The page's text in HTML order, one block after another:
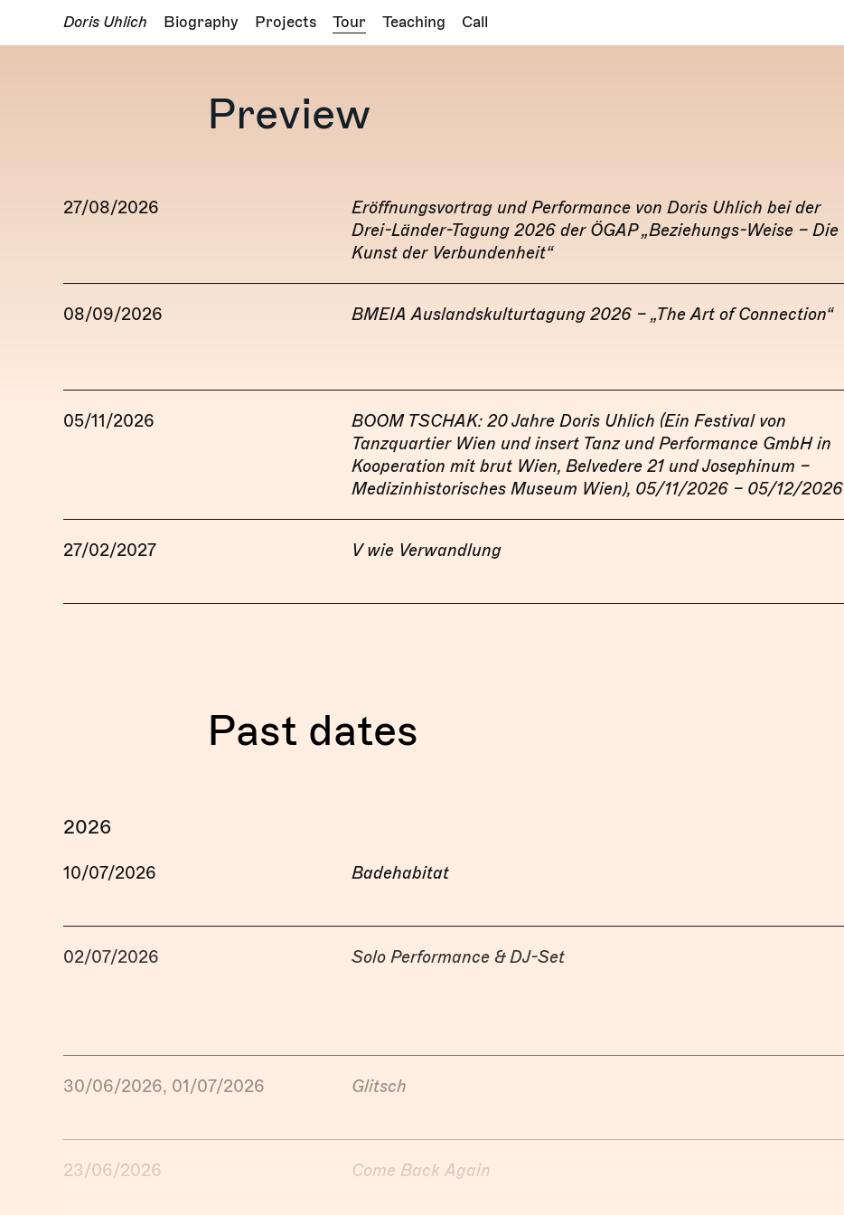
Doris Uhlich Biography Projects Tour Teaching Call
Preview
27/08/2026
Eröffnungsvortrag und Performance von Doris Uhlich bei der
Drei-Länder-Tagung 2026 der ÖGAP „Beziehungs-Weise – Die
Kunst der Verbundenheit“
08/09/2026 BMEIA Auslandskulturtagung 2026 – „The Art of Connection“
05/11/2026
BOOM TSCHAK: 20 Jahre Doris Uhlich (Ein Festival von
Tanzquartier Wien und insert Tanz und Performance GmbH in
Kooperation mit brut Wien, Belvedere 21 und Josephinum –
Medizinhistorisches Museum Wien), 05/11/2026 – 05/12/2026
27/02/2027 V wie Verwandlung
Past dates
2026
10/07/2026 Badehabitat
02/07/2026 Solo Performance & DJ-Set
30/06/2026, 01/07/2026 Glitsch
23/06/2026 Come Back Again